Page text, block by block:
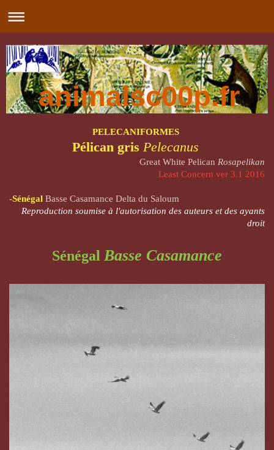
animalsc00p.fr
PELECANIFORMES
Pélican gris Pelecanus
Great White Pelican Rosapelikan
Least Concern ver 3.1 2016
-Sénégal Basse Casamance Delta du Saloum
Reproduction soumise à l'autorisation des auteurs et des ayants
droit
Sénégal Basse Casamance